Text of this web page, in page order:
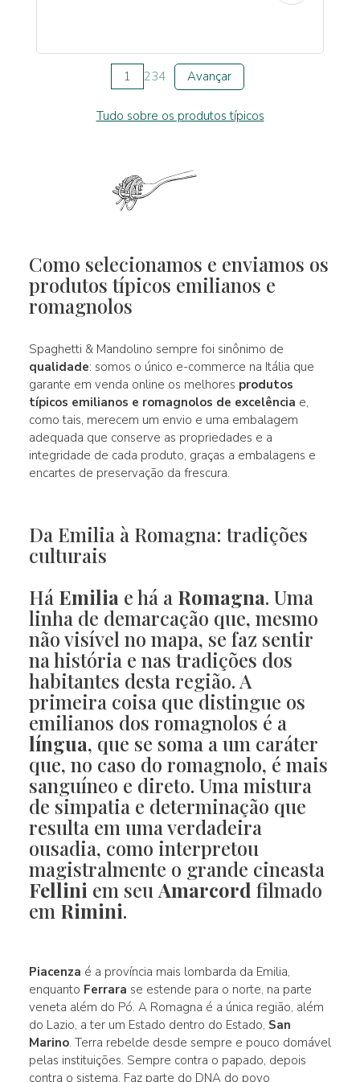
1 234 Avançar
Tudo sobre os produtos típicos
Como selecionamos e enviamos os
produtos típicos emilianos e
romagnolos
Spaghetti & Mandolino sempre foi sinônimo de
qualidade: somos o único e-commerce na Itália que
garante em venda online os melhores produtos
típicos emilianos e romagnolos de excelência e,
como tais, merecem um envio e uma embalagem
adequada que conserve as propriedades e a
integridade de cada produto, graças a embalagens e
encartes de preservação da frescura.
Da Emilia à Romagna: tradições
culturais
Há Emilia e há a Romagna. Uma
linha de demarcação que, mesmo
não visível no mapa, se faz sentir
na história e nas tradições dos
habitantes desta região. A
primeira coisa que distingue os
emilianos dos romagnolos é a
língua, que se soma a um caráter
que, no caso do romagnolo, é mais
sanguíneo e direto. Uma mistura
de simpatia e determinação que
resulta em uma verdadeira
ousadia, como interpretou
magistralmente o grande cineasta
Fellini em seu Amarcord filmado
em Rimini.
Piacenza é a província mais lombarda da Emilia,
enquanto Ferrara se estende para o norte, na parte
veneta além do Pó. A Romagna é a única região, além
do Lazio, a ter um Estado dentro do Estado, San
Marino. Terra rebelde desde sempre e pouco domável
pelas instituições. Sempre contra o papado, depois
contra o sistema. Faz parte do DNA do povo